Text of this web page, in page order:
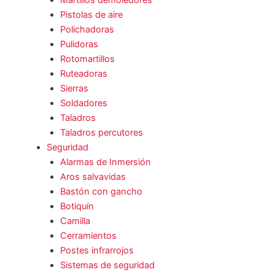
Pistolas de aire
Polichadoras
Pulidoras
Rotomartillos
Ruteadoras
Sierras
Soldadores
Taladros
Taladros percutores
Seguridad
Alarmas de Inmersión
Aros salvavidas
Bastón con gancho
Botiquín
Camilla
Cerramientos
Postes infrarrojos
Sistemas de seguridad